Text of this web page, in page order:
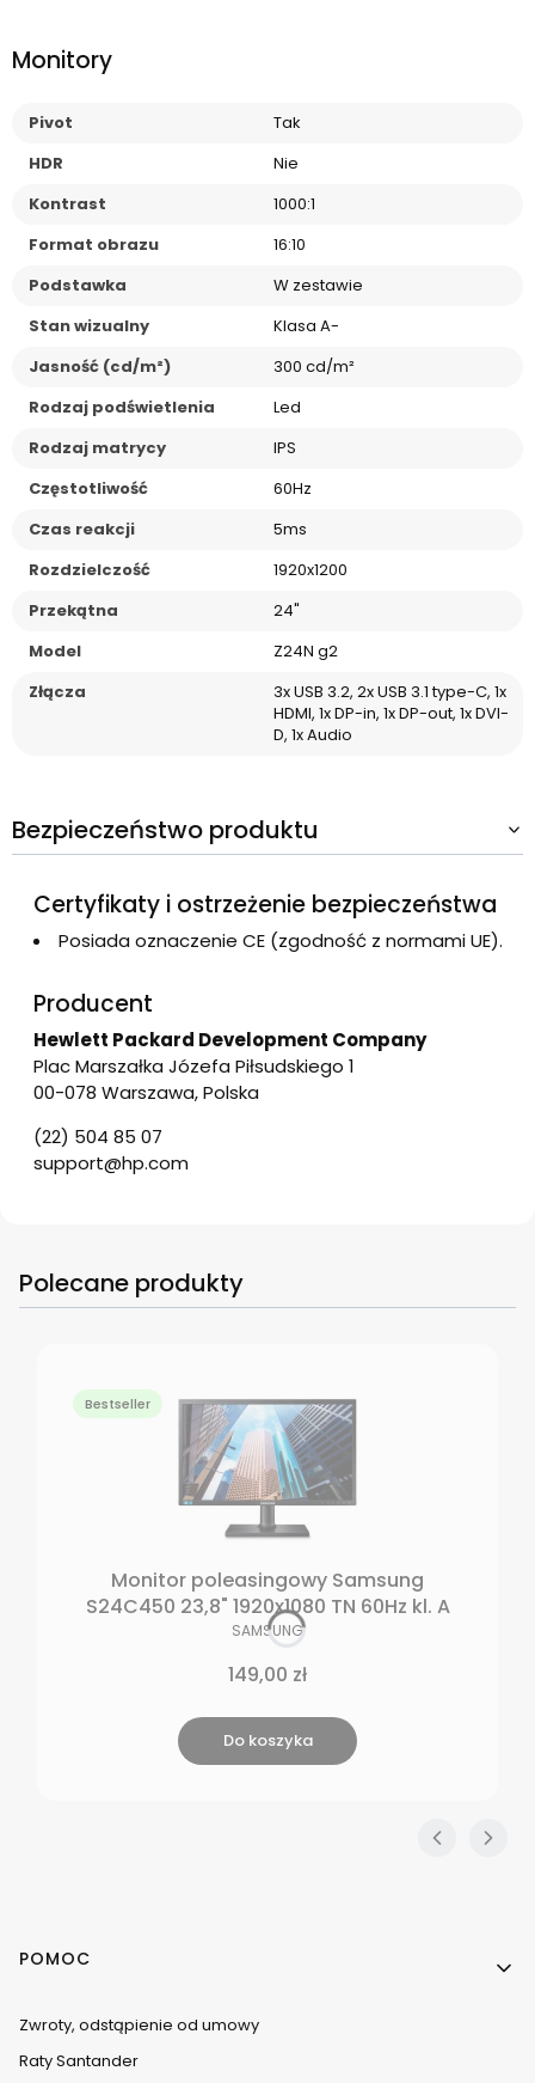
Monitory
Pivot
Tak
HDR
Nie
Kontrast
1000:1
Format obrazu
16:10
Podstawka
W zestawie
Stan wizualny
Klasa A-
Jasność (cd/m²)
300 cd/m²
Rodzaj podświetlenia
Led
Rodzaj matrycy
IPS
Częstotliwość
60Hz
Czas reakcji
5ms
Rozdzielczość
1920x1200
Przekątna
24"
Model
Z24N g2
Złącza
3x USB 3.2, 2x USB 3.1 type-C, 1x
HDMI, 1x DP-in, 1x DP-out, 1x DVI-
D, 1x Audio
Bezpieczeństwo produktu
Certyfikaty i ostrzeżenie bezpieczeństwa
Posiada oznaczenie CE (zgodność z normami UE).
Producent
Hewlett Packard Development Company
Plac Marszałka Józefa Piłsudskiego 1
00-078 Warszawa, Polska
(22) 504 85 07
support@hp.com
Polecane produkty
Bestseller
Monitor poleasingowy Samsung
S24C450 23,8" 1920x1080 TN 60Hz kl. A
PRODUCENT
SAMSUNG
Cena
149,00 zł
Do koszyka
Linki w stopce
POMOC
Zwroty, odstąpienie od umowy
Raty Santander